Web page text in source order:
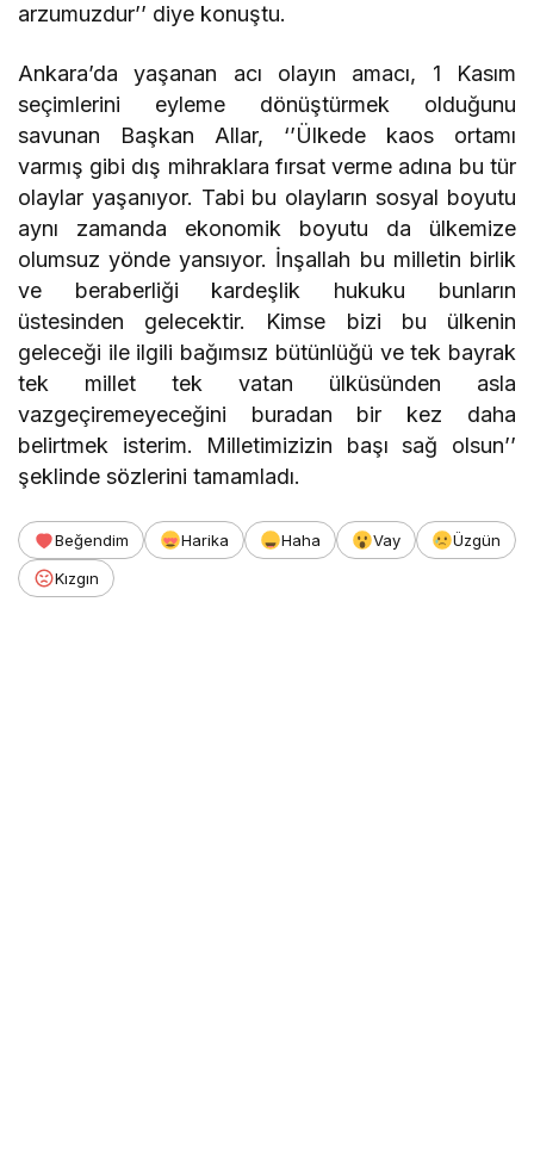
arzumuzdur’’ diye konuştu.
Ankara’da yaşanan acı olayın amacı, 1 Kasım
seçimlerini eyleme dönüştürmek olduğunu
savunan Başkan Allar, ‘’Ülkede kaos ortamı
varmış gibi dış mihraklara fırsat verme adına bu tür
olaylar yaşanıyor. Tabi bu olayların sosyal boyutu
aynı zamanda ekonomik boyutu da ülkemize
olumsuz yönde yansıyor. İnşallah bu milletin birlik
ve beraberliği kardeşlik hukuku bunların
üstesinden gelecektir. Kimse bizi bu ülkenin
geleceği ile ilgili bağımsız bütünlüğü ve tek bayrak
tek millet tek vatan ülküsünden asla
vazgeçiremeyeceğini buradan bir kez daha
belirtmek isterim. Milletimizizin başı sağ olsun’’
şeklinde sözlerini tamamladı.
Beğendim Harika Haha Vay
Üzgün
Kızgın